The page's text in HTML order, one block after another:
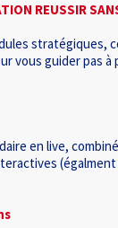
REUSSIR
stratégiques,
vous guider pas à
en live,